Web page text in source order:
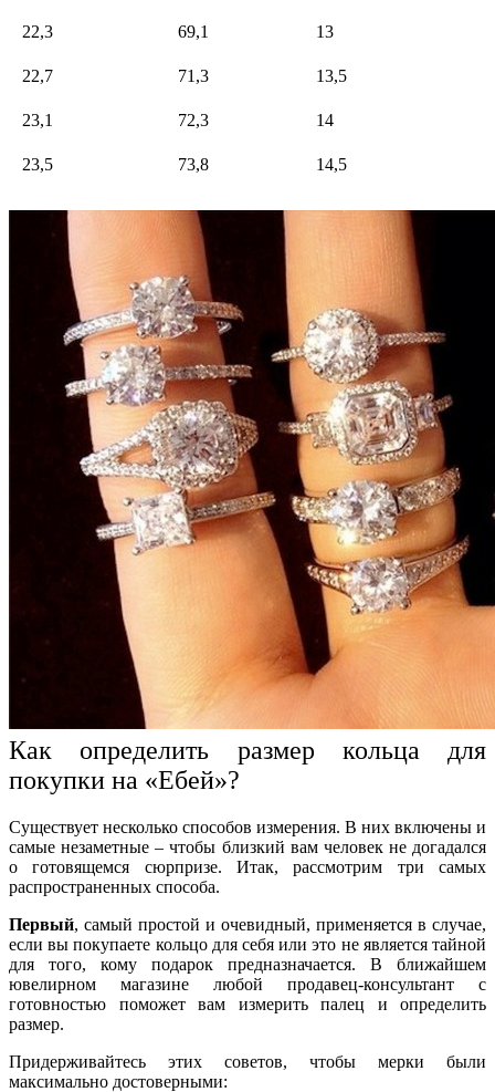
22,3 69,1 13
22,7 71,3 13,5
23,1 72,3 14
23,5 73,8 14,5
Как определить размер кольца для
покупки на «Ебей»?
Существует несколько способов измерения. В них включены и
самые незаметные – чтобы близкий вам человек не догадался
о готовящемся сюрпризе. Итак, рассмотрим три самых
распространенных способа.
Первый, самый простой и очевидный, применяется в случае,
если вы покупаете кольцодля себя или это не является тайной
для того, кому подарок предназначается. В ближайшем
ювелирном магазине любой продавец-консультант с
готовностью поможет вам измерить палец и определить
размер.
Придерживайтесь этих советов, чтобы мерки были
максимально достоверными: